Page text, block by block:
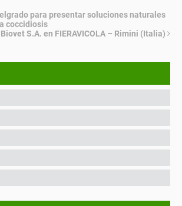
para presentar soluciones naturales
coccidiosis
S.A. en FIERAVICOLA – Rimini (Italia)